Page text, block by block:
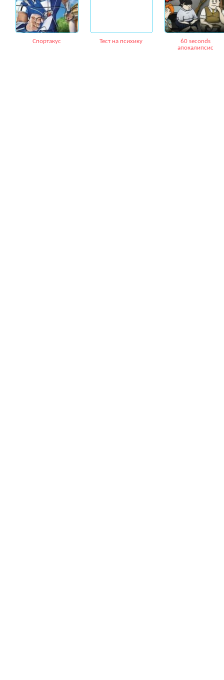
Спортакус Тест на психику
60 seconds
апокалипсис